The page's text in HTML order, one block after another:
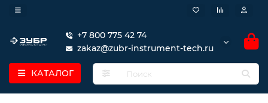
+7 800 775 42 74
zakaz@zubr-instrument-tech.ru
КАТАЛОГ